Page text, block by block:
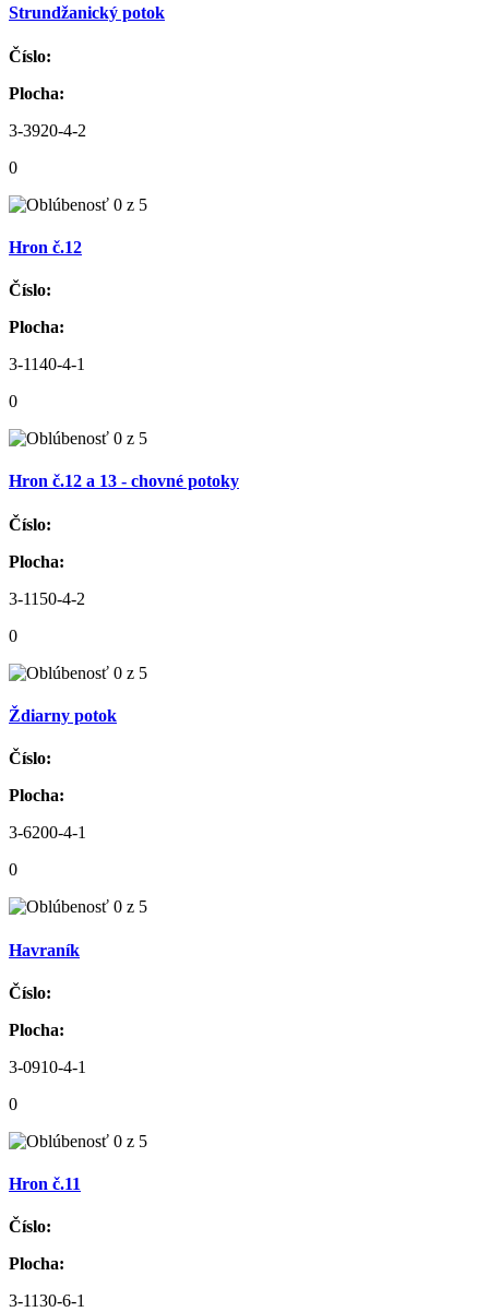
Strundžanický potok
Číslo:
Plocha:
3-3920-4-2
0
Hron č.12
Číslo:
Plocha:
3-1140-4-1
0
Hron č.12 a 13 - chovné potoky
Číslo:
Plocha:
3-1150-4-2
0
Ždiarny potok
Číslo:
Plocha:
3-6200-4-1
0
Havraník
Číslo:
Plocha:
3-0910-4-1
0
Hron č.11
Číslo:
Plocha:
3-1130-6-1